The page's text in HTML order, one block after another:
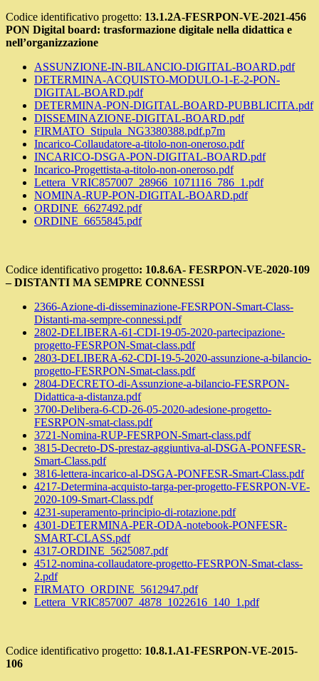
Codice identificativo progetto: 13.1.2A-FESRPON-VE-2021-456
PON Digital board: trasformazione digitale nella didattica e
nell’organizzazione
ASSUNZIONE-IN-BILANCIO-DIGITAL-BOARD.pdf
DETERMINA-ACQUISTO-MODULO-1-E-2-PON-
DIGITAL-BOARD.pdf
DETERMINA-PON-DIGITAL-BOARD-PUBBLICITA.pdf
DISSEMINAZIONE-DIGITAL-BOARD.pdf
FIRMATO_Stipula_NG3380388.pdf.p7m
Incarico-Collaudatore-a-titolo-non-oneroso.pdf
INCARICO-DSGA-PON-DIGITAL-BOARD.pdf
Incarico-Progettista-a-titolo-non-oneroso.pdf
Lettera_VRIC857007_28966_1071116_786_1.pdf
NOMINA-RUP-PON-DIGITAL-BOARD.pdf
ORDINE_6627492.pdf
ORDINE_6655845.pdf
Codice identificativo progetto: 10.8.6A- FESRPON-VE-2020-109
– DISTANTI MA SEMPRE CONNESSI
2366-Azione-di-disseminazione-FESRPON-Smart-Class-
Distanti-ma-sempre-connessi.pdf
2802-DELIBERA-61-CDI-19-05-2020-partecipazione-
progetto-FESRPON-Smat-class.pdf
2803-DELIBERA-62-CDI-19-5-2020-assunzione-a-bilancio-
progetto-FESRPON-Smat-class.pdf
2804-DECRETO-di-Assunzione-a-bilancio-FESRPON-
Didattica-a-distanza.pdf
3700-Delibera-6-CD-26-05-2020-adesione-progetto-
FESRPON-smat-class.pdf
3721-Nomina-RUP-FESRPON-Smart-class.pdf
3815-Decreto-DS-prestaz-aggiuntiva-al-DSGA-PONFESR-
Smart-Class.pdf
3816-lettera-incarico-al-DSGA-PONFESR-Smart-Class.pdf
4217-Determina-acquisto-targa-per-progetto-FESRPON-VE-
2020-109-Smart-Class.pdf
4231-superamento-principio-di-rotazione.pdf
4301-DETERMINA-PER-ODA-notebook-PONFESR-
SMART-CLASS.pdf
4317-ORDINE_5625087.pdf
4512-nomina-collaudatore-progetto-FESRPON-Smat-class-
2.pdf
FIRMATO_ORDINE_5612947.pdf
Lettera_VRIC857007_4878_1022616_140_1.pdf
Codice identificativo progetto: 10.8.1.A1-FESRPON-VE-2015-
106